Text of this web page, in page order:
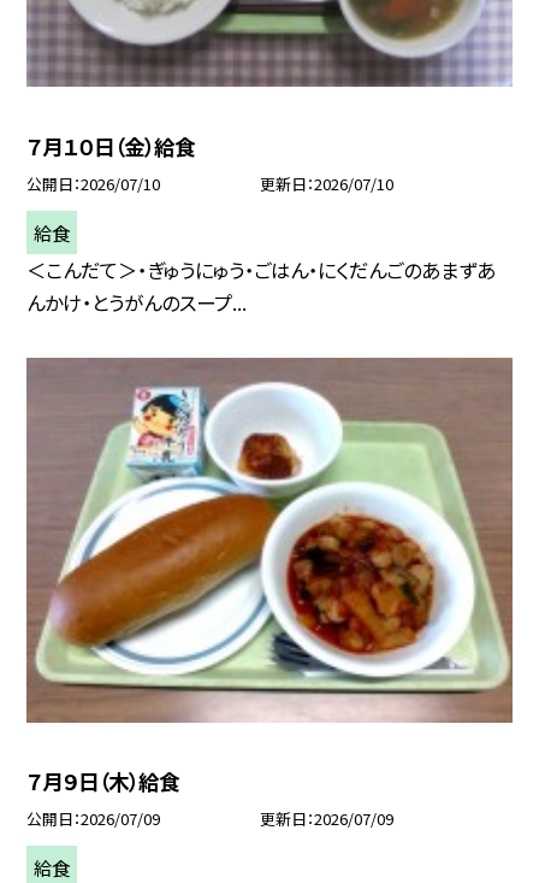
７月１０日（金）給食
公開日 2026/07/10 更新日 2026/07/10
給食
＜こんだて＞・ぎゅうにゅう・ごはん・にくだんごのあまずあ
んかけ・とうがんのスープ...
７月９日（木）給食
公開日 2026/07/09 更新日 2026/07/09
給食